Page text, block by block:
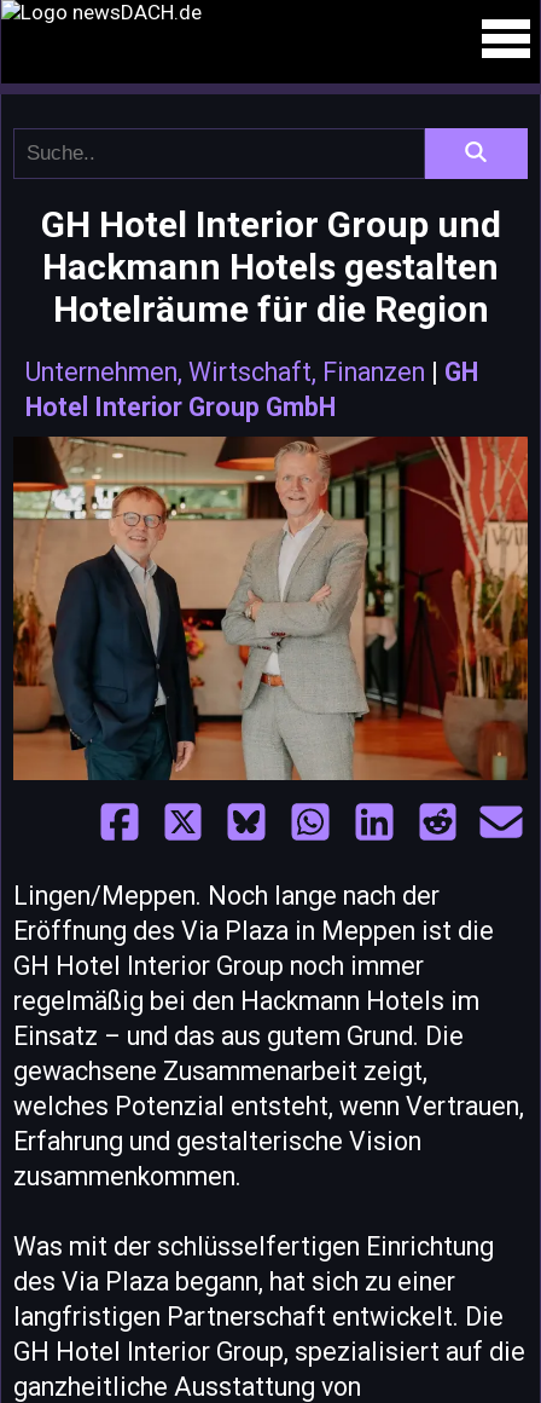
GH Hotel Interior Group und
Hackmann Hotels gestalten
Hotelräume für die Region
Unternehmen, Wirtschaft, Finanzen | GH
Hotel Interior Group GmbH
Lingen/Meppen. Noch lange nach der
Eröffnung des Via Plaza in Meppen ist die
GH Hotel Interior Group noch immer
regelmäßig bei den Hackmann Hotels im
Einsatz – und das aus gutem Grund. Die
gewachsene Zusammenarbeit zeigt,
welches Potenzial entsteht, wenn Vertrauen,
Erfahrung und gestalterische Vision
zusammenkommen.
Was mit der schlüsselfertigen Einrichtung
des Via Plaza begann, hat sich zu einer
langfristigen Partnerschaft entwickelt. Die
GH Hotel Interior Group, spezialisiert auf die
ganzheitliche Ausstattung von